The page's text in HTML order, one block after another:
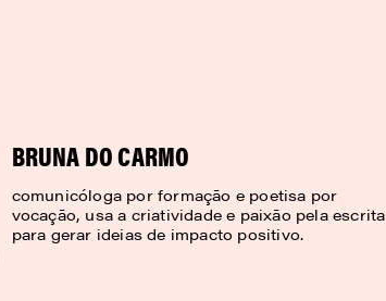
BRUNA DO CARMO
comunicóloga por formação e poetisa por
vocação, usa a criatividade e paixão pela escrita
para gerar ideias de impacto positivo.